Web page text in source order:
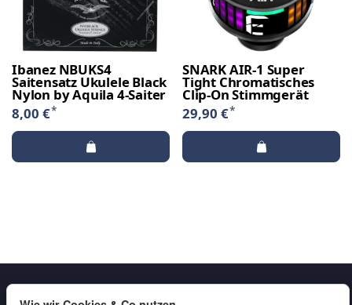
Ibanez NBUKS4
Saitensatz Ukulele Black
Nylon by Aquila 4-Saiter
8,00 €*
SNARK AIR-1 Super
Tight Chromatisches
Clip-On Stimmgerät
29,90 €*